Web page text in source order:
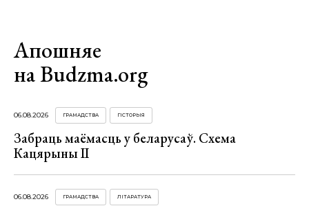
Апошняе
на Budzma.org
06.08.2026 ГРАМАДСТВА ГІСТОРЫЯ
Забраць маёмасць у беларусаў. Схема
Кацярыны ІІ
06.08.2026 ГРАМАДСТВА ЛІТАРАТУРА